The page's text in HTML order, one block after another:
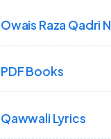
Owais Raza Qadri
PDF Books
Qawwali Lyrics